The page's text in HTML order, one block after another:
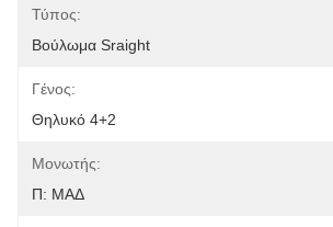
Τύπος:
Βούλωμα Sraight
Γένος:
Θηλυκό 4+2
Μονωτής:
Π: ΜΑΔ